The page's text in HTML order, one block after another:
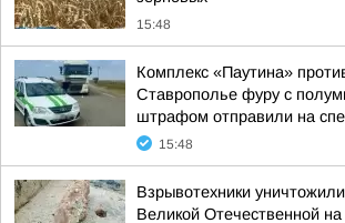
15:48
Комплекс «Паутина»
Ставрополье фуру с
штрафом отправили на
15:48
Взрывотехники
Великой Отечественной